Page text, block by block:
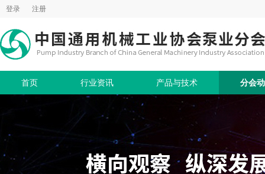
登录 注册
首页 行业资讯 产品与技术 分会